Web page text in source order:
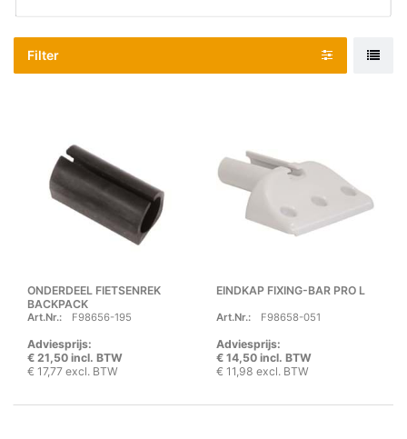
Filter
ONDERDEEL FIETSENREK
BACKPACK
Art.Nr.: F98656-195
Adviesprijs:
€ 21,50 incl. BTW
€ 17,77 excl. BTW
EINDKAP FIXING-BAR PRO L
Art.Nr.: F98658-051
Adviesprijs:
€ 14,50 incl. BTW
€ 11,98 excl. BTW